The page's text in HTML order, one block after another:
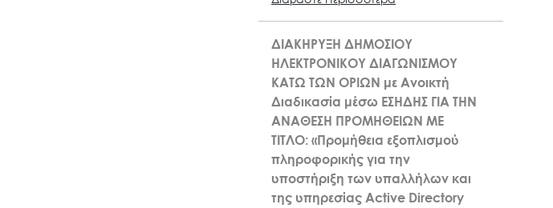
ΔΙΑΚΗΡΥΞΗ ΔΗΜΟΣΙΟΥ
ΗΛΕΚΤΡΟΝΙΚΟΥ ΔΙΑΓΩΝΙΣΜΟΥ
ΚΑΤΩ ΤΩΝ ΟΡΙΩΝ με Ανοικτή
Διαδικασία μέσω ΕΣΗΔΗΣ ΓΙΑ ΤΗΝ
ΑΝΑΘΕΣΗ ΠΡΟΜΗΘΕΙΩΝ ΜΕ
ΤΙΤΛΟ: «Προμήθεια εξοπλισμού
πληροφορικής για την
υποστήριξη των υπαλλήλων και
της υπηρεσίας Active Directory